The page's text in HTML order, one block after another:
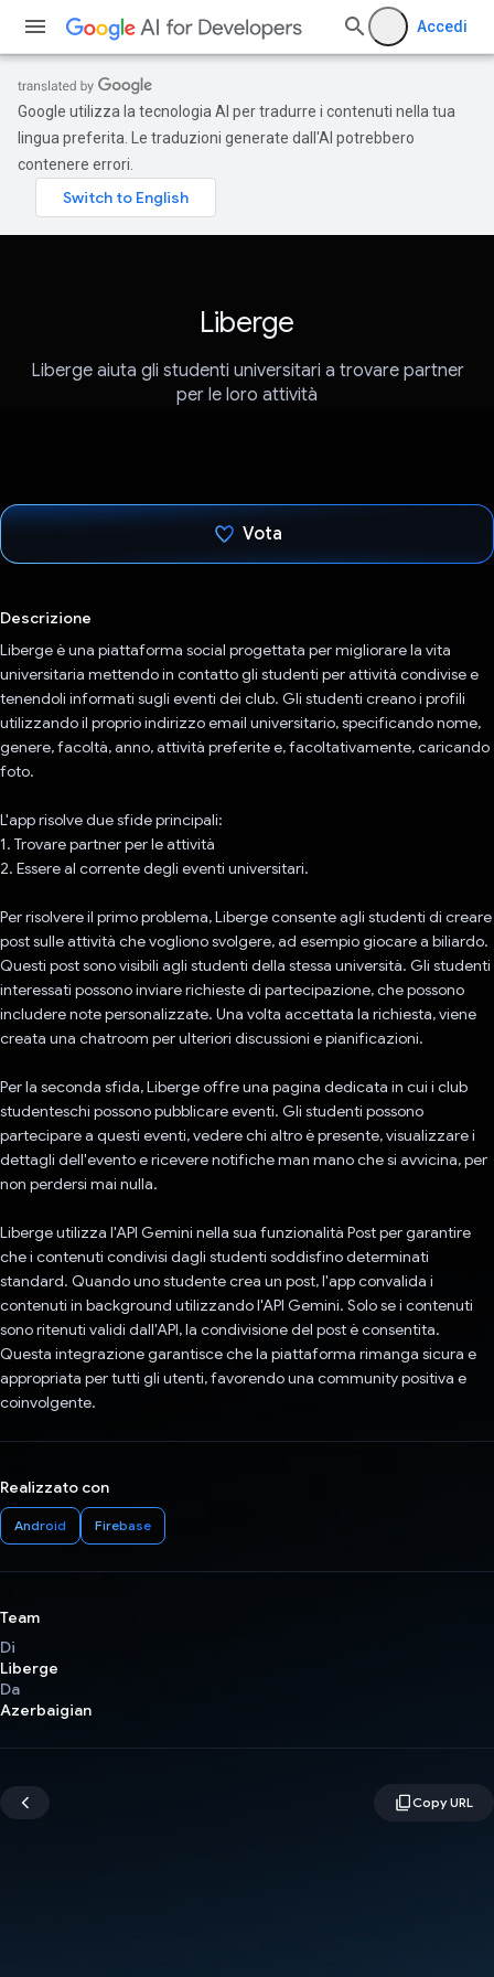
Accedi
Google utilizza la tecnologia AI per tradurre i contenuti nella tua
lingua preferita. Le traduzioni generate dall'AI potrebbero
contenere errori.
Liberge
Liberge aiuta gli studenti universitari a trovare partner
per le loro attività
Vota
Descrizione
Liberge è una piattaforma social progettata per migliorare la vita
universitaria mettendo in contatto gli studenti per attività condivise e
tenendoli informati sugli eventi dei club. Gli studenti creano i profili
utilizzando il proprio indirizzo email universitario, specificando nome,
genere, facoltà, anno, attività preferite e, facoltativamente, caricando
foto.
L'app risolve due sfide principali:
1. Trovare partner per le attività
2. Essere al corrente degli eventi universitari.
Per risolvere il primo problema, Liberge consente agli studenti di creare
post sulle attività che vogliono svolgere, ad esempio giocare a biliardo.
Questi post sono visibili agli studenti della stessa università. Gli studenti
interessati possono inviare richieste di partecipazione, che possono
includere note personalizzate. Una volta accettata la richiesta, viene
creata una chatroom per ulteriori discussioni e pianificazioni.
Per la seconda sfida, Liberge offre una pagina dedicata in cui i club
studenteschi possono pubblicare eventi. Gli studenti possono
partecipare a questi eventi, vedere chi altro è presente, visualizzare i
dettagli dell'evento e ricevere notifiche man mano che si avvicina, per
non perdersi mai nulla.
Liberge utilizza l'API Gemini nella sua funzionalità Post per garantire
che i contenuti condivisi dagli studenti soddisfino determinati
standard. Quando uno studente crea un post, l'app convalida i
contenuti in background utilizzando l'API Gemini. Solo se i contenuti
sono ritenuti validi dall'API, la condivisione del post è consentita.
Questa integrazione garantisce che la piattaforma rimanga sicura e
appropriata per tutti gli utenti, favorendo una community positiva e
coinvolgente.
Realizzato con
Android Firebase
Team
Di
Liberge
Da
Azerbaigian